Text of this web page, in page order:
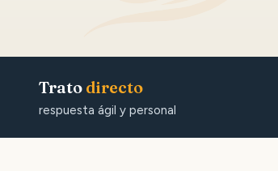
Trato directo
respuesta ágil y personal